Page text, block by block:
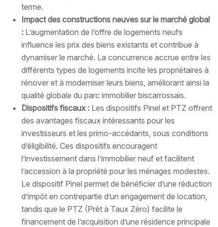
terme.
Impact des constructions neuves sur le marché global
: L’augmentation de l’offre de logements neufs
influence les prix des biens existants et contribue à
dynamiser le marché. La concurrence accrue entre les
différents types de logements incite les propriétaires à
rénover et à moderniser leurs biens, améliorant ainsi la
qualité globale du parc immobilier biscarrossais.
Dispositifs fiscaux : Les dispositifs Pinel et PTZ offrent
des avantages fiscaux intéressants pour les
investisseurs et les primo-accédants, sous conditions
d’éligibilité. Ces dispositifs encouragent
l’investissement dans l’immobilier neuf et facilitent
l’accession à la propriété pour les ménages modestes.
Le dispositif Pinel permet de bénéficier d’une réduction
d’impôt en contrepartie d’un engagement de location,
tandis que le PTZ (Prêt à Taux Zéro) facilite le
financement de l’acquisition d’une résidence principale